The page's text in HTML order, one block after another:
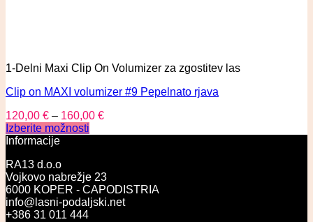
1-Delni Maxi Clip On Volumizer za zgostitev las
Clip on MAXI volumizer #9 Pepelnato rjava
120,00 € – 160,00 €
Izberite možnosti
Informacije
RA13 d.o.o
Vojkovo nabrežje 23
6000 KOPER - CAPODISTRIA
info@lasni-podaljski.net
+386 31 011 444